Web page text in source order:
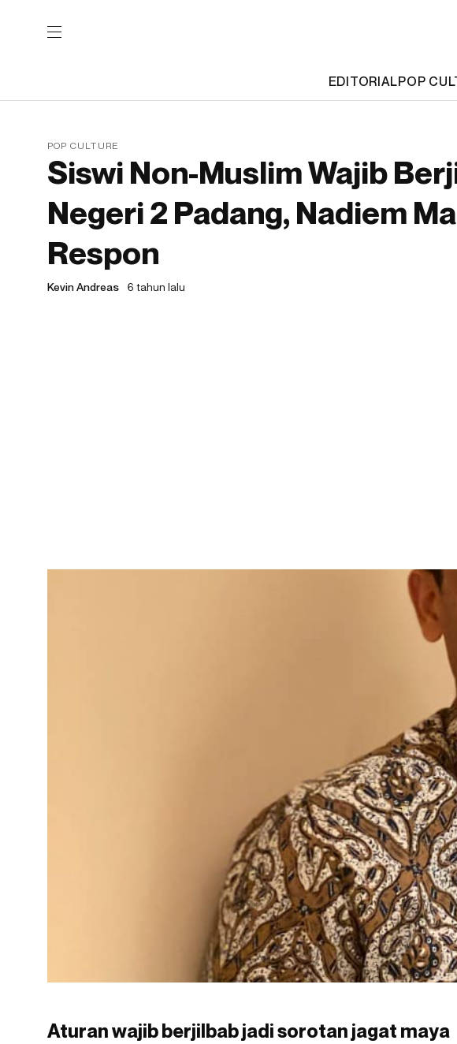
EDITORIALPOP
POP CULTURE
Siswi Non-Muslim Wajib
Negeri 2 Padang, Nadiem
Respon
Kevin Andreas 6 tahun lalu
Aturan wajib berjilbab jadi sorotan jagat maya